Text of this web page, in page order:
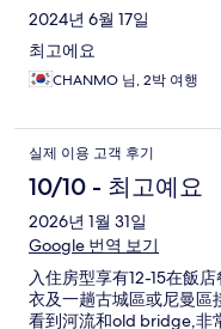
후
기
2024년 6월 17일
최고에요
CHANMO 님, 2박 여행
실제 이용 고객 후기
10/10 - 최고예요
2026년 1월 31일
Google 번역 보기
入住房型享有12-15在飯
衣及一趟古城區或尼曼區
看到河流和old bridge,非